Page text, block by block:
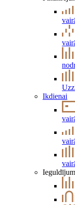
Ikdienai